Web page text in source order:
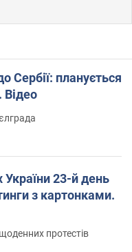
Сербії: планується
Відео
України 23-й день
з картонками.
протестів